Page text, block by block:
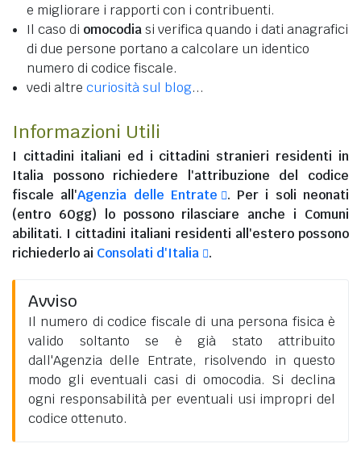
e migliorare i rapporti con i contribuenti.
Il caso di omocodiasi verifica quando i dati anagrafici
di due persone portano a calcolare un identico
numero di codice fiscale.
vedi altre curiosità sul blog...
Informazioni Utili
I cittadini italiani ed i cittadini stranieri residenti in
Italia possono richiedere l'attribuzione del codice
fiscale all'Agenzia delle Entrate
. Per i soli neonati
(entro 60gg) lo possono rilasciare anche i Comuni
abilitati. I cittadini italiani residenti all'esteropossono
richiederlo ai Consolati d'Italia .
Avviso
Il numero di codice fiscale di una persona fisica è
valido soltanto se è già stato attribuito
dall'Agenzia delle Entrate, risolvendo in questo
modo gli eventuali casi di omocodia. Si declina
ogni responsabilità per eventuali usi impropri del
codice ottenuto.